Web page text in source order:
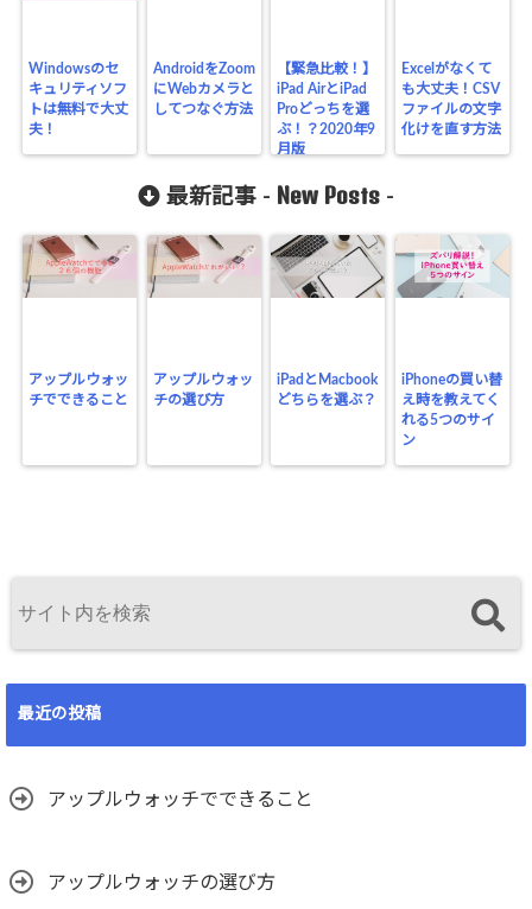
Windowsのセ
キュリティソフ
トは無料で大丈
夫！
AndroidをZoom
にWebカメラと
してつなぐ方法
【緊急比較！】
iPad AirとiPad
Proどっちを選
ぶ！？2020年9
月版
Excelがなくて
も大丈夫！CSV
ファイルの文字
化けを直す方法
最新記事 - New Posts -
アップルウォッ
チでできること
アップルウォッ
チの選び方
iPadとMacbook
どちらを選ぶ？
iPhoneの買い替
え時を教えてく
れる5つのサイ
ン
最近の投稿
アップルウォッチでできること
アップルウォッチの選び方